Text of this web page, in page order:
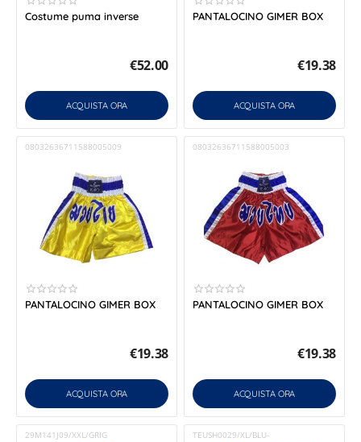
Costume puma inverse
€52.00
ACQUISTA ORA
PANTALOCINO GIMER BOX
€19.38
ACQUISTA ORA
08032636711588005009
PANTALOCINO GIMER BOX
€19.38
ACQUISTA ORA
08032636711588005003
PANTALOCINO GIMER BOX
€19.38
ACQUISTA ORA
29M141J09/XXL/GRIG TEUSH0029/XL/BLU-